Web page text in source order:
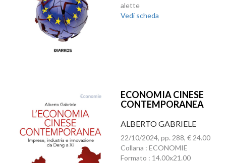
alette
Vedi scheda
ECONOMIA CINESE
CONTEMPORANEA
ALBERTO GABRIELE
22/10/2024, pp. 288, € 24.00
Collana : ECONOMIE
Formato : 14.00x21.00